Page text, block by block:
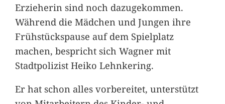
Erzieherin sind noch dazugekommen.
Während die Mädchen und Jungen ihre
Frühstückspause auf dem Spielplatz
machen, bespricht sich Wagner mit
Stadtpolizist Heiko Lehnkering.
Er hat schon alles vorbereitet, unterstützt